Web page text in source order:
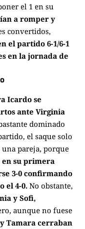
el 1 en su
a romper y
convertidos,
el partido 6-1/6-1
en la jornada de
Icardo se
ante Virginia
dominado
el saque solo
pareja, porque
en su primera
3-0 confirmando
el 4-0. No obstante,
y Sofi,
aunque no fuese
Tamara cerraban